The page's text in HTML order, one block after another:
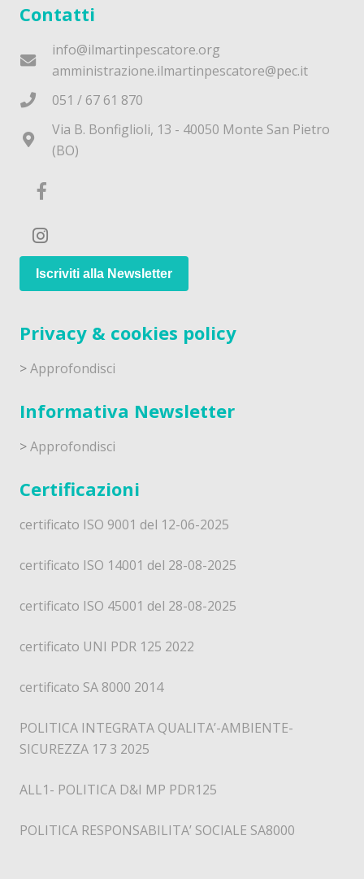
Contatti
info@ilmartinpescatore.org
amministrazione.ilmartinpescatore@pec.it
051 / 67 61 870
Via B. Bonfiglioli, 13 - 40050 Monte San Pietro
(BO)
Iscriviti alla Newsletter
Privacy & cookies policy
>Approfondisci
Informativa Newsletter
>Approfondisci
Certificazioni
certificato ISO 9001 del 12-06-2025
certificato ISO 14001 del 28-08-2025
certificato ISO 45001 del 28-08-2025
certificato UNI PDR 125 2022
certificato SA 8000 2014
POLITICA INTEGRATA QUALITA’-AMBIENTE-
SICUREZZA 17 3 2025
ALL1- POLITICA D&I MP PDR125
POLITICA RESPONSABILITA’ SOCIALE SA8000